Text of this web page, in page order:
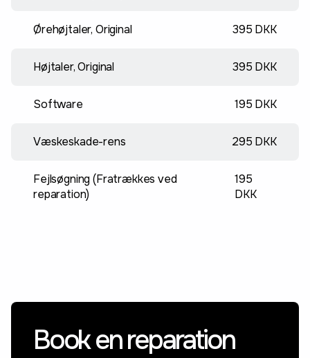
Ørehøjtaler, Original 395 DKK
Højtaler, Original 395 DKK
Software 195 DKK
Væskeskade-rens 295 DKK
Fejlsøgning (Fratrækkes ved
reparation)
195
DKK
Book en reparation